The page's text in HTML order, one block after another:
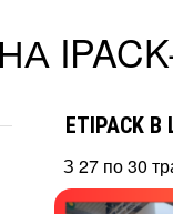
ETIPACK
З 27 по 30